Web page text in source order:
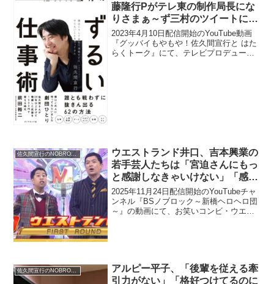
藤隆行Pがテレ東の制作局長にな
りさまぁ～ず三村のツイートに注
目「モヤさまも安泰だな」
2023年4月10日配信開始のYouTube動画
『グッバイもやもや！佐久間宣行と はた
らくトーク』にて、テレビプロデューサ
佐久間宣行のNOBROCK TV
ウエストランド井口、吉本興業の
若手芸人たちは「宮迫さんにもっ
と感謝しなきゃいけない」「感謝
が足りていない」と思う理由
2025年11月24日配信開始のYouTubeチャ
ンネル『BSノブロック～新橋ヘロヘロ団
～』の動画にて、お笑いコンビ・ウエス
アルピー平子、「後輩を従える牽
引力がない」「格好つけてるのに